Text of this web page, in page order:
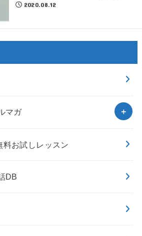
2020.08.12
マガ
料お試しレッスン
DB